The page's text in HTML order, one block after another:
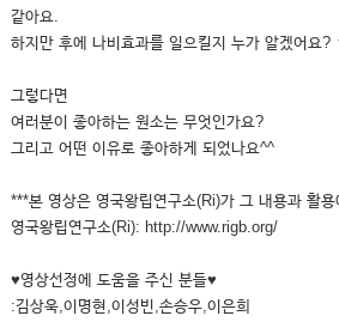
같아요.
하지만 후에 나비효과를 일으킬지 누가 알겠어요?
그렇다면
여러분이 좋아하는 원소는 무엇인가요?
그리고 어떤 이유로 좋아하게 되었나요^^
***본 영상은 영국왕립연구소(Ri)가 그 내용과 활
영국왕립연구소(Ri): http://www.rigb.org/
♥영상선정에 도움을 주신 분들♥
:김상욱,이명현,이성빈,손승우,이은희